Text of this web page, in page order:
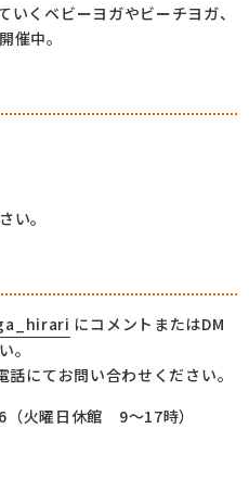
くベビーヨガやビーチヨガ、
催中。
い。
にコメントまたはDM
。
にてお問い合わせください。
火曜日休館 9～17時）